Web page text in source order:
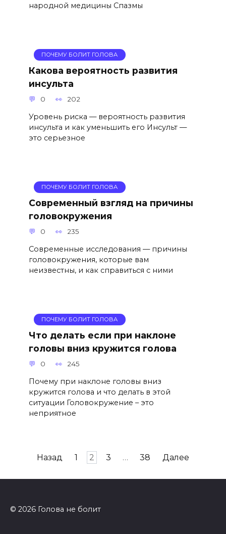
народной медицины Спазмы
ПОЧЕМУ БОЛИТ ГОЛОВА
Какова вероятность развития
инсульта
0 202
Уровень риска — вероятность развития
инсульта и как уменьшить его Инсульт —
это серьезное
ПОЧЕМУ БОЛИТ ГОЛОВА
Современный взгляд на причины
головокружения
0 235
Современные исследования — причины
головокружения, которые вам
неизвестны, и как справиться с ними
ПОЧЕМУ БОЛИТ ГОЛОВА
Что делать если при наклоне
головы вниз кружится голова
0 245
Почему при наклоне головы вниз
кружится голова и что делать в этой
ситуации Головокружение – это
неприятное
Пагинация
Назад 1 2 3 … 38 Далее
© 2026 Голова не болит